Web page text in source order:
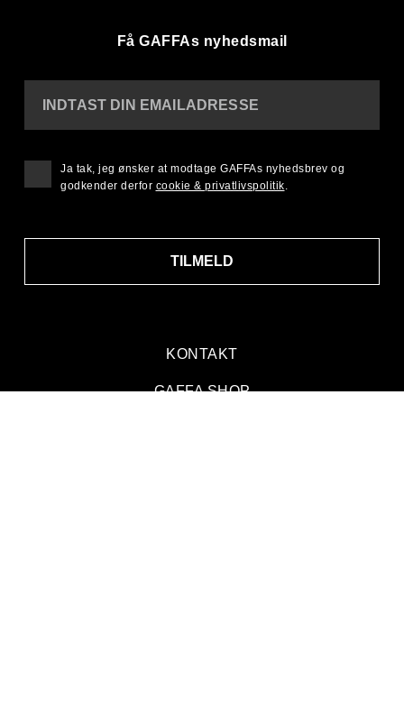
Få GAFFAs nyhedsmail
KONTAKT
GAFFA SHOP
INDTAST DIN EMAILADRESSE
TILMELD
Ja tak, jeg ønsker at modtage GAFFAs nyhedsbrev og
godkender derfor cookie & privatlivspolitik.